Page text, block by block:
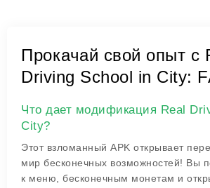
Прокачай свой опыт с
Driving School in City:
Что дает модификация Real
City?
Этот взломанный APK открывает
мир бесконечных возможностей! Вы
к меню, бесконечным монетам и